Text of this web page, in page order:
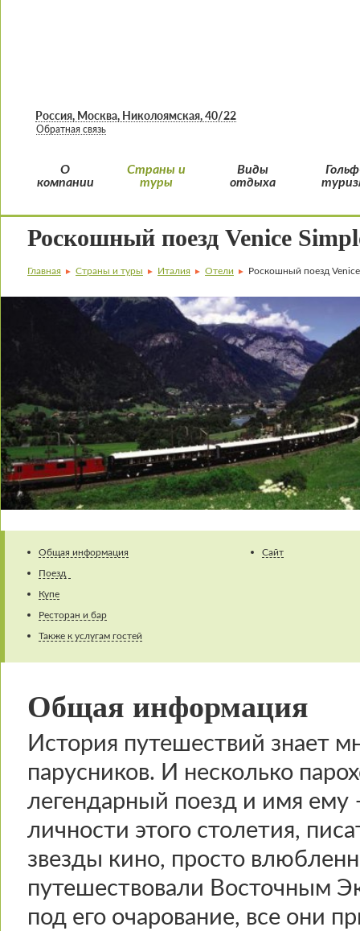
Россия, Москва, Николоямская, 40/22
Обратная связь
О
компании
Страны и
туры
Виды
отдыха
Роскошный поезд Venice
Главная ► Страны и туры ► Италия ► Отели ► Роскошный поезд
Общая информация
Поезд
Купе
Ресторан и бар
Также к услугам гостей
Сайт
Общая информация
История путешествий знает
парусников. И несколько
легендарный поезд и имя
личности этого столетия,
звезды кино, просто
путешествовали Восточным
под его очарование, все они